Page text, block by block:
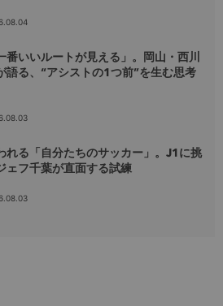
番いいルートが見える」。岡山・西川
語る、“アシストの1つ前”を生む思考
れる「自分たちのサッカー」。J1に挑
ェフ千葉が直面する試練